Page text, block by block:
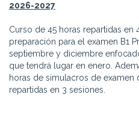
2026-2027
Curso de 45 horas repartidas en
preparación para el examen B1
septiembre y diciembre
que tendrá lugar en enero.
horas de simulacros de examen
repartidas en 3 sesiones.